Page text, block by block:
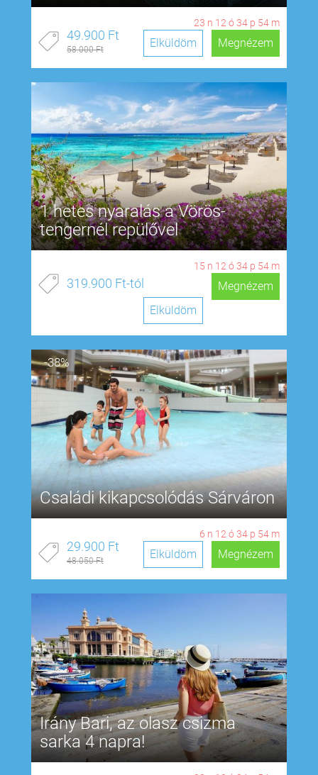
23 n 12 ó34 p 53 m
49.900 Ft
58.000 Ft Megnézem
Elküldöm
1 hetes nyaralás a Vörös-
tengernél repülővel
15 n 12ó34 p 53 m
319.900 Ft-tól
Megnézem
Elküldöm
-38%
Családi kikapcsolódás Sárváron
6 n 12 ó34 p 53 m
29.900 Ft
48.050 Ft Megnézem
Elküldöm
Irány Bari, az olasz csizma
sarka 4 napra!